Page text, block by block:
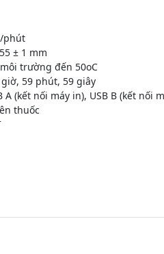
phút
± 1 mm
trường đến 50oC
59 phút, 59 giây
A (kết nối máy in), USB B (kết nối
thuốc